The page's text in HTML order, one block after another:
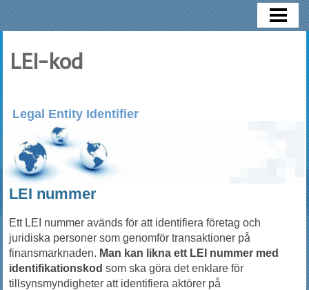
HEM
LEI-kod
Legal Entity Identifier
LEI nummer
Ett LEI nummer avänds för att identifiera företag och
juridiska personer som genomför transaktioner på
finansmarknaden. Man kan likna ett LEI nummer med
identifikationskod som ska göra det enklare för
tillsynsmyndigheter att identifiera aktörer på